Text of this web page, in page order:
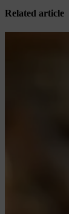
Related article